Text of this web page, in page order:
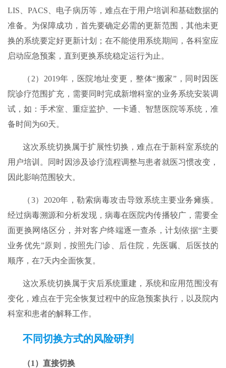
LIS、PACS、电子病历等，难点在于用户培训和基础数据的
准备。为保障成功，首先要确定必需的更新范围，其他未更
换的系统要定好更新计划；在不能使用系统期间，各科室应
启动应急预案，直到更换系统稳定运行为止。
（2）2019年，医院地址变更，整体“搬家”，同时因医
院诊疗范围扩充，需要同时完成新增科室的业务系统安装调
试，如：手术室、重症监护、一卡通、智慧医院等系统，准
备时间为60天。
这次系统切换属于扩展性切换，难点在于新科室系统的
用户培训。同时因涉及诊疗流程调整与患者就医习惯改变，
因此影响范围较大。
（3）2020年，勒索病毒攻击导致系统主要业务瘫痪。
经过病毒溯源和分析发现，病毒在医院内传播较广，需要全
面更换网络区分，并对客户终端逐一查杀，计划依据“主要
业务优先”原则，按照先门诊、后住院，先医嘱、后医技的
顺序，在7天内全面恢复。
这次系统切换属于灾后系统重建，系统和应用范围没有
变化，难点在于完全恢复过程中的应急预案执行，以及院内
科室和患者的解释工作。
不同切换方式的风险研判
（1）直接切换